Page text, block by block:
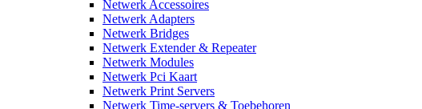
Netwerk Accessoires
Netwerk Adapters
Netwerk Bridges
Netwerk Extender & Repeater
Netwerk Modules
Netwerk Pci Kaart
Netwerk Print Servers
Netwerk Time-servers & Toebehoren